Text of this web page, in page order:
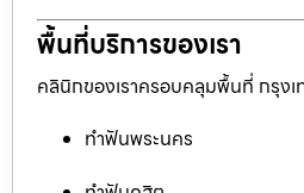
พื้นที่บริการของเรา
คลินิกของเราครอบคลุมพื้นที่ กรุง
ทำฟันพระนคร